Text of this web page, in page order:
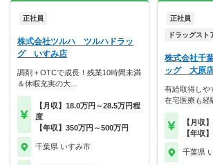
正社員
株式会社ツルハ ツルハドラッ
グ いすみ店
調剤＋OTCで成長！残業10時間未満
＆休暇充実の大…
【月収】18.0万円～28.5万円程
度
【年収】350万円～500万円
千葉県 いすみ市
正社員
ドラッグスト
株式会社千
ッグ 大原
有給取得しや
在宅医療も経
【月収
【年収
千葉県